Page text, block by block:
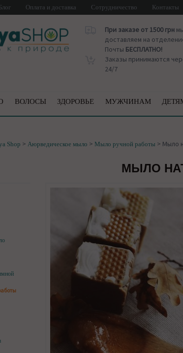
Оплата и доставка Сотрудничество Контакты
При заказе от 1500 грн
доставляем на
Почты БЕСПЛАТНО!
Заказы принимаются
24/7
ВОЛОСЫ ЗДОРОВЬЕ МУЖЧИНАМ
Shop > Аюрведическое мыло > Мыло ручной работы > Мыло
МЫЛО